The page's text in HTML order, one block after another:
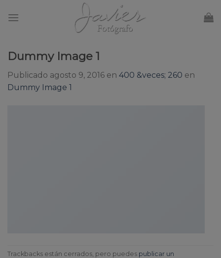
Dummy Image 1
Publicado agosto 9, 2016 en 400 &veces; 260 en
Dummy Image 1
Trackbacks están cerrados, pero puedes publicar un